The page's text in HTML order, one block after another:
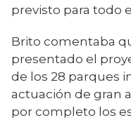
previsto para todo
Brito comentaba
presentado el
de los 28 parques
actuación de gran
por completo los